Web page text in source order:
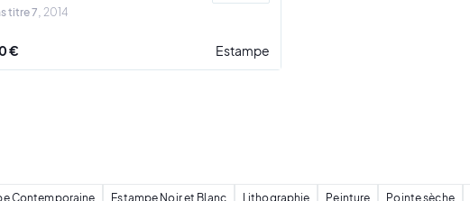
titre 7 2014
€ Estampe
Contemporaine Estampe Noir et Blanc Lithographie Peinture Pointe sèche